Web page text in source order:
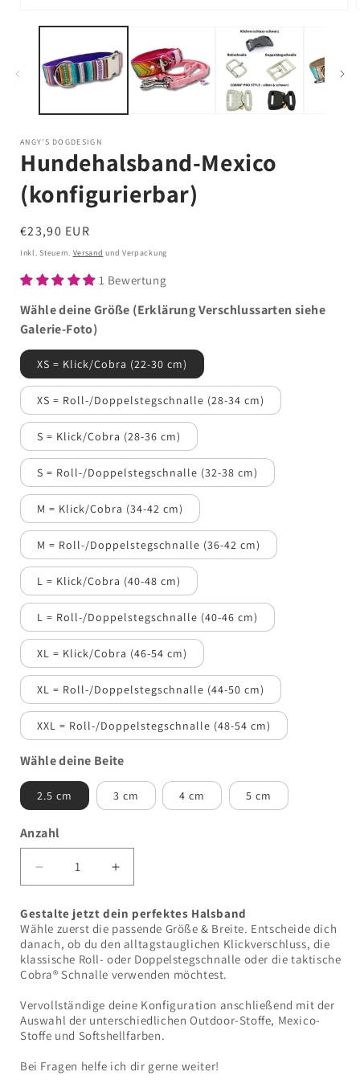
öffnen
ANGY'S DOGDESIGN
Hundehalsband-Mexico
(konfigurierbar)
Normaler
Preis
€23,90 EUR
Inkl. Steuern. Versand und Verpackung
1 Bewertung
Wähle deine Größe (Erklärung Verschlussarten siehe
Galerie-Foto)
XS = Klick/Cobra (22-30 cm)
XS = Roll-/Doppelstegschnalle (28-34 cm)
S = Klick/Cobra (28-36 cm)
S = Roll-/Doppelstegschnalle (32-38 cm)
M = Klick/Cobra (34-42 cm)
M = Roll-/Doppelstegschnalle (36-42 cm)
L = Klick/Cobra (40-48 cm)
L = Roll-/Doppelstegschnalle (40-46 cm)
XL = Klick/Cobra (46-54 cm)
XL = Roll-/Doppelstegschnalle (44-50 cm)
XXL = Roll-/Doppelstegschnalle (48-54 cm)
Wähle deine Beite
2.5 cm 3 cm 4 cm 5 cm
Anzahl
Anzahl
Verringere
die
Menge
für
Hundehalsband-
Mexico
(konfigurierbar)
Erhöhe
die
Menge
für
Hundehalsband-
Mexico
(konfigurierbar)
Gestalte jetzt dein perfektes Halsband
Wähle zuerst die passende Größe & Breite. Entscheide dich
danach, ob du den alltagstauglichen Klickverschluss, die
klassische Roll- oder Doppelstegschnalle oder die taktische
Cobra® Schnalle verwenden möchtest.
Vervollständige deine Konfiguration anschließend mit der
Auswahl der unterschiedlichen Outdoor-Stoffe, Mexico-
Stoffe und Softshellfarben.
Bei Fragen helfe ich dir gerne weiter!